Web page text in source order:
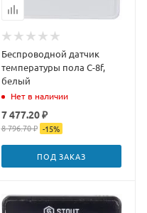
Беспроводной датчик
температуры пола C-8f,
белый
Нет в наличии
7 477.20 ₽
8 796.70 ₽ -15%
ПОД ЗАКАЗ